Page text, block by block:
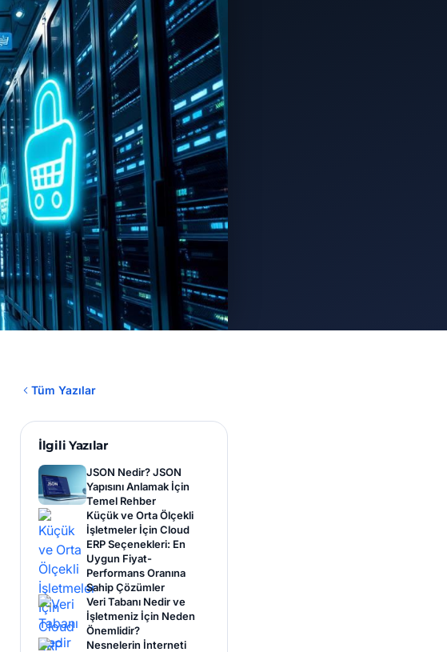
Tüm Yazılar
İlgili Yazılar
JSON Nedir? JSON
Yapısını Anlamak İçin
Temel Rehber
Küçük ve Orta Ölçekli
İşletmeler İçin Cloud
ERP Seçenekleri: En
Uygun Fiyat-
Performans Oranına
Sahip Çözümler
Veri Tabanı Nedir ve
İşletmeniz İçin Neden
Önemlidir?
Nesnelerin İnterneti